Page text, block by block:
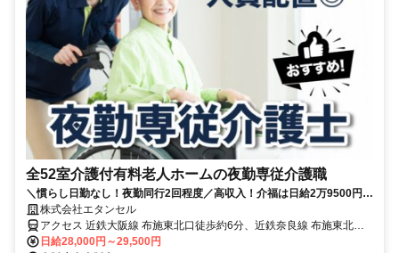
全52室介護付有料老人ホームの夜勤専従介護職
＼慣らし日勤なし！夜勤同行2回程度／高収入！介福は日給2万9500円｜
安心の夜勤2名体制｜週2回～相談OK｜駅チカ★徒歩5分
株式会社エタンセル
アクセス 近鉄大阪線 布施東北口徒歩約6分、近鉄奈良線 布施東北口
徒歩約6分、ＪＲおおさか東線 ＪＲ河内永和徒歩約9分 【勤務地最寄
日給28,000円～29,500円